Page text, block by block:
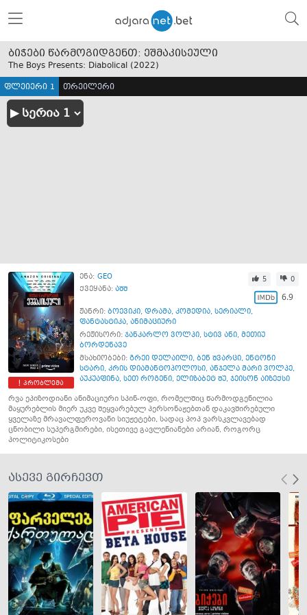
ბიჭები წარმოგიდგენთ: ეშმაკისეული
The Boys Presents: Diabolical (2022)
ფლეიერი 1 თრეილერი
პრობლემა
ენა: GEO
ქვეყანა: აშშ
5 0
6.9
ჟანრი: ბოევიკი, დრამა, კომედია, სერიალი,
ფანტასტიკა, ანიმაციური
რეჟისორი: ჯანკარლო ვოლპი, სტივ ანი, მეთიუ
ბორდენავე
მსახიობები: გრეი დელაილი, ბენ შვარცი, ენტონი
სტარი, კრის დიამანტოპოლოსი, ანჯელა მარი ვოლპე,
აუკუაფინა, სეთ როგენი, ელიზაბეტ შუ, ჯეისონ აიზექსი
რვა ეპიზოდიანი ანიმაციური სპინ-ოფი, რომელშიც წარმოდგენილია
მაყურებლის მიერ უკვე შეყვარებულ პერსონაჟებთან დაკავშირებული
ყველაზე მრავალფეროვანი სიუჟეტები, სადაც პოპ ვარსკვლავებად
ცნობილი სუპერგმირები, ისეთივე გავლენიანები არიან, როგორც
პოლიტიკოსები
ასევე გირჩევთ